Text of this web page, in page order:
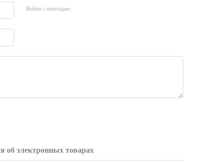
Войти с помощью
об электронных товарах